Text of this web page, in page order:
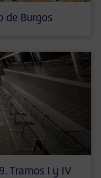
de Burgos
Tramos I y IV